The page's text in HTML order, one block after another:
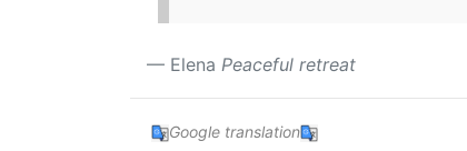
Elena Peaceful retreat
Google translation